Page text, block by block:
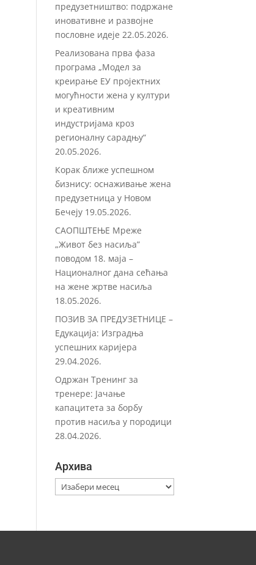
предузетништво: подржане
иновативне и развојне
пословне идеје 22.05.2026.
Реализована прва фаза
програма „Модел за
креирање ЕУ пројектних
могућности жена у култури
и креативним
индустријама кроз
регионалну сарадњу“
20.05.2026.
Корак ближе успешном
бизнису: оснаживање жена
предузетница у Новом
Бечеју 19.05.2026.
САОПШТЕЊЕ Мреже
„Живот без насиља”
поводом 18. маја –
Националног дана сећања
на жене жртве насиља
18.05.2026.
ПОЗИВ ЗА ПРЕДУЗЕТНИЦЕ –
Eдукација: Изградња
успешних каријера
29.04.2026.
Одржан Тренинг за
тренере: Јачање
капацитета за борбу
против насиља у породици
28.04.2026.
Архива
Архива